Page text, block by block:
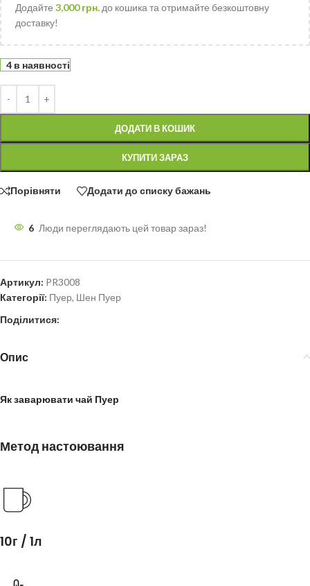
Додайте 3,000грн. до кошика та отримайте безкоштовну
доставку!
4 в наявності
ДОДАТИ В КОШИК
КУПИТИ ЗАРАЗ
Порівняти Додати до списку бажань
6 Люди переглядають цей товар зараз!
Артикул: PR3008
Категорії: Пуер, Шен Пуер
Поділитися:
Опис
Як заварювати чай Пуер
Метод настоювання
10г / 1л